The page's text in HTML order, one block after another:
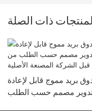
ذات الصلة
بريد مموج قابل لإعادة
مصمم حسب الطلب